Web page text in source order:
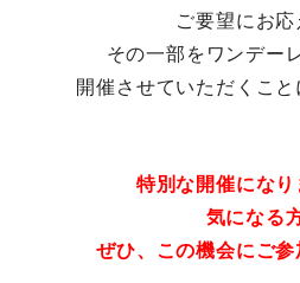
ご要望にお応
その一部をワンデー
開催させていただくこと
特別な開催になり
気になる
ぜひ、この機会にご参